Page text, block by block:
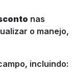
nas
o manejo,
incluindo: